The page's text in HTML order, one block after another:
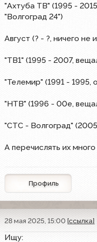
"Ахтуба ТВ" (1995 -
"Волгоград 24")
Август (? - ?, ничего не
"ТВ1" (1995 - 2007,
"Телемир" (1991 - 1995,
"НТВ" (1996 - 00е,
"СТС - Волгоград"
А перечислять их много
Профиль
28 мая 2025, 15:00[ссылка]
Ищу: